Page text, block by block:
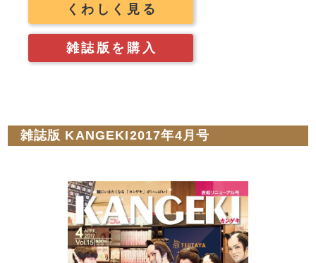
くわしく見る
雑誌版を購入
雑誌版 KANGEKI2017年4月号